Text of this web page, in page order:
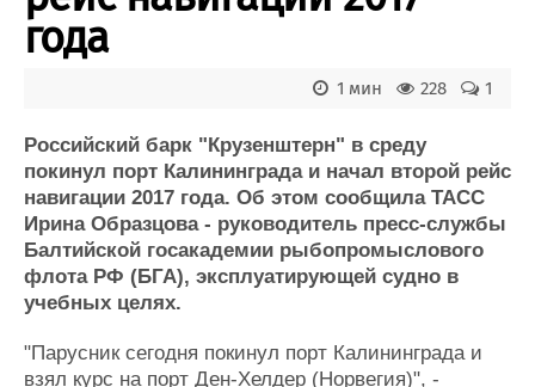
Образование
Яхты и катера
Еще
Пульс
Новости
Компании
Репутация
Работа
Крюинг
Журнал
Доска объявлений
Продажа флота
Оборудование
Изделия
Материалы
Услуги
года
1
228
1 мин
Российский барк "Крузенштерн" в среду
покинул порт Калининграда и начал второй рейс
навигации 2017 года. Об этом сообщила ТАСС
Ирина Образцова - руководитель пресс-службы
Балтийской госакадемии рыбопромыслового
флота РФ (БГА), эксплуатирующей судно в
учебных целях.
"Парусник сегодня покинул порт Калининграда и
взял курс на порт Ден-Хелдер (Норвегия)", -